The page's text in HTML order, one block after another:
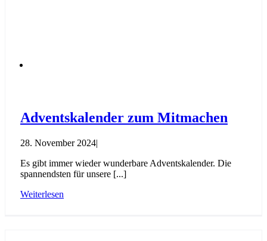
Adventskalender zum Mitmachen
28. November 2024|
Es gibt immer wieder wunderbare Adventskalender. Die
spannendsten für unsere [...]
Weiterlesen